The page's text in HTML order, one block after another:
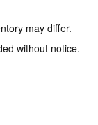
may differ.
without notice.